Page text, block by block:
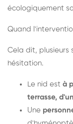
écologiquement
Quand
Cela dit, plusieurs
hésitation.
Le nid est à
terrasse,
Une